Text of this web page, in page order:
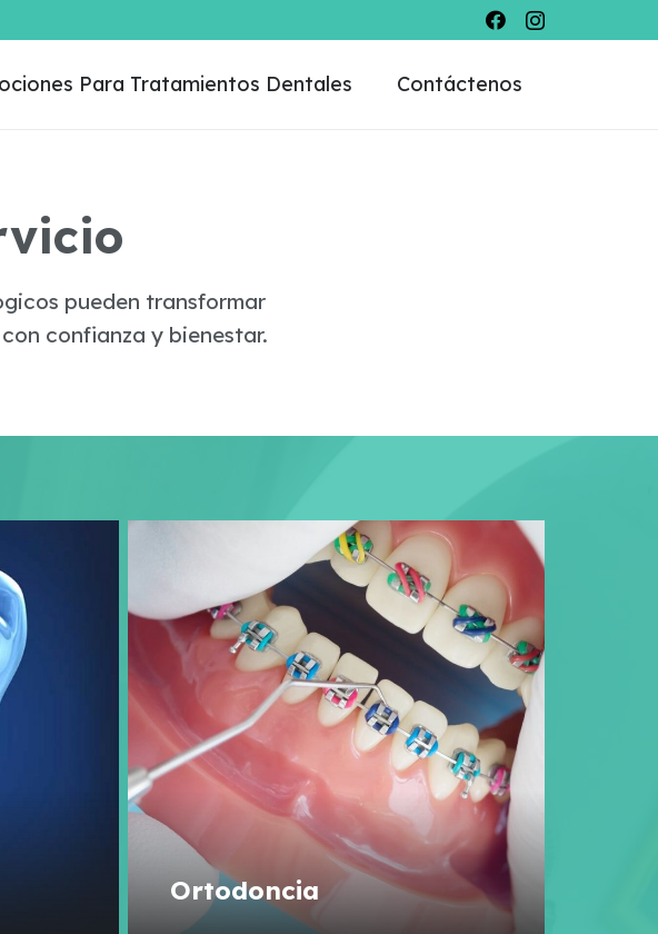
Para Tratamientos Dentales Contáctenos
pueden transformar
confianza y bienestar.
Ortodoncia